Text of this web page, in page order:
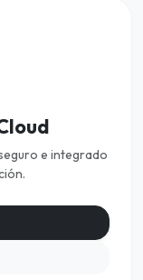
e integrado